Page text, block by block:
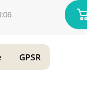
GPSR